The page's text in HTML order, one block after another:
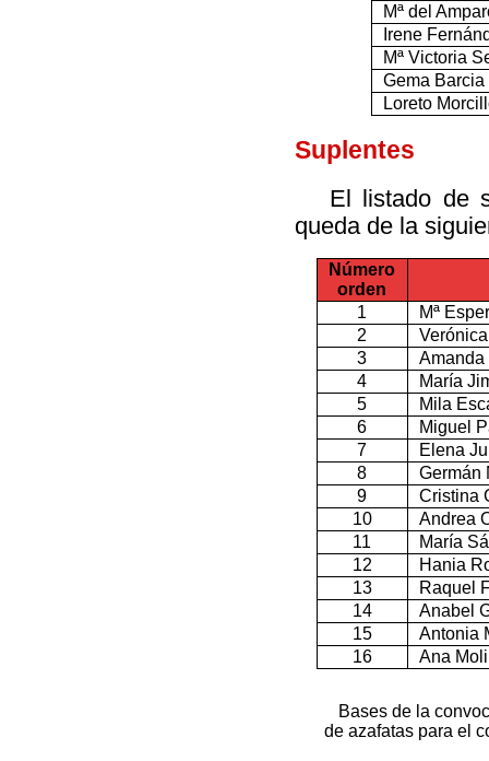
Mª del
Irene
Mª Victoria
Gema
Loreto
Suplentes
El listado de
queda de la
Número
orden
1
Mª
2
3
Amanda
4
María
5
Mila
6
Miguel
7
Elena
8
Germán
9
Cristina
10
Andrea
11
María
12
Hania
13
Raquel
14
Anabel
15
Antonia
16
Ana
Bases de la
de azafatas para el